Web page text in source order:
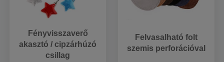
Fényvisszaverő
akasztó / cipzárhúzó
csillag
Felvasalható folt
szemis perforációval